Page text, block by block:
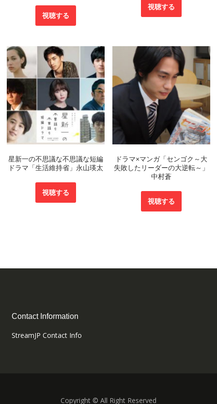
視聴する
視聴する
星新一の不思議な不思議な短編
ドラマ「生活維持省」永山瑛太
視聴する
ドラマ×マンガ「センゴク～大
失敗したリーダーの大逆転～」
中村蒼
視聴する
Contact Information
StreamJP Contact Info
Copyright © All Right Reserved